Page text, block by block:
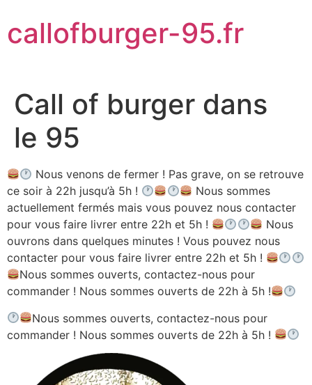
contenu
callofburger-95.fr
Call of burger dans
le 95
Nous venons de fermer ! Pas grave, on se retrouve
ce soir à 22h jusqu’à 5h !
Nous sommes
actuellement fermés mais vous pouvez nous contacter
pour vous faire livrer entre 22h et 5h !
Nous
ouvrons dans quelques minutes ! Vous pouvez nous
contacter pour vous faire livrer entre 22h et 5h !
Nous sommes ouverts, contactez-nous pour
commander ! Nous sommes ouverts de 22h à 5h !
Nous sommes ouverts, contactez-nous pour
commander ! Nous sommes ouverts de 22h à 5h !